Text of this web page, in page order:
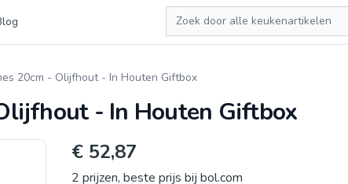
Zoeken
20cm - Olijfhout - In Houten Giftbox
- In Houten Giftbox
€ 52,87
2 prijzen, beste prijs bij bol.com